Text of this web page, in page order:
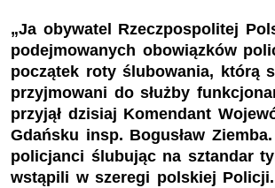
„Ja obywatel Rzeczpospolitej
podejmowanych obowiązków
początek roty ślubowania, którą
przyjmowani do służby
przyjął dzisiaj Komendant
Gdańsku insp. Bogusław
policjanci ślubując na sztandar
wstąpili w szeregi polskiej